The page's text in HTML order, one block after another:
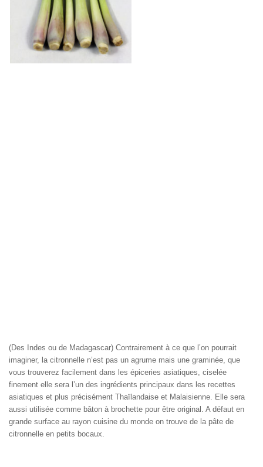
(Des Indes ou de Madagascar) Contrairement à ce que l’on pourrait
imaginer, la citronnelle n’est pas un agrume mais une graminée, que
vous trouverez facilement dans les épiceries asiatiques, ciselée
finement elle sera l’un des ingrédients principaux dans les recettes
asiatiques et plus précisément Thaïlandaise et Malaisienne. Elle sera
aussi utilisée comme bâton à brochette pour être original. A défaut en
grande surface au rayon cuisine du monde on trouve de la pâte de
citronnelle en petits bocaux.